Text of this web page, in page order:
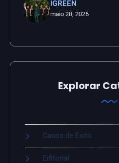
IGREEN
maio 28, 2026
Explorar
Casos de Éxito
Editorial